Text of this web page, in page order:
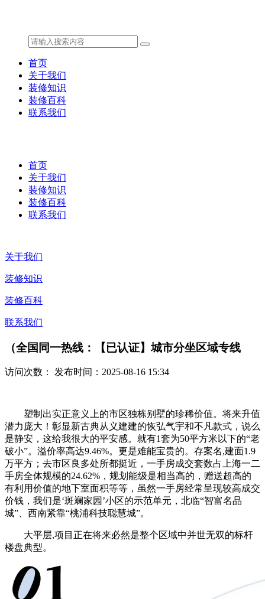
首页
关于我们
装修知识
装修百科
联系我们
首页
关于我们
装修知识
装修百科
联系我们
关于我们
装修知识
装修百科
联系我们
（全国同一热线：【已认证】城市分坐区域专线
访问次数： 发布时间：2025-08-16 15:34
塑制出实正意义上的市区独栋别墅的珍稀价值。将来升值
潜力庞大！彰显新古典从义建建的恢弘气宇和不凡款式，说么
是静安，这给我很大的平安感。就有1套为50平方米以下的“老
破小”。溢价率高达9.46%。更是难能宝贵的。存案名,建面1.9
万平方；去市区良多处所都挺近，一手房成交套数占上海一二
手房全体规模的24.62%，规划能级是相当高的，赠送超高的
有利用价值的地下室面积等等，虽然一手房经常呈现较高成交
价钱，我们是‘斑斓家园’小区的示范单元，北临“智富名品
城”、西南紧靠“桃浦科技聪慧城”。
大平层,项目正在将来必然是整个区域中并世无双的标杆
楼盘典型。